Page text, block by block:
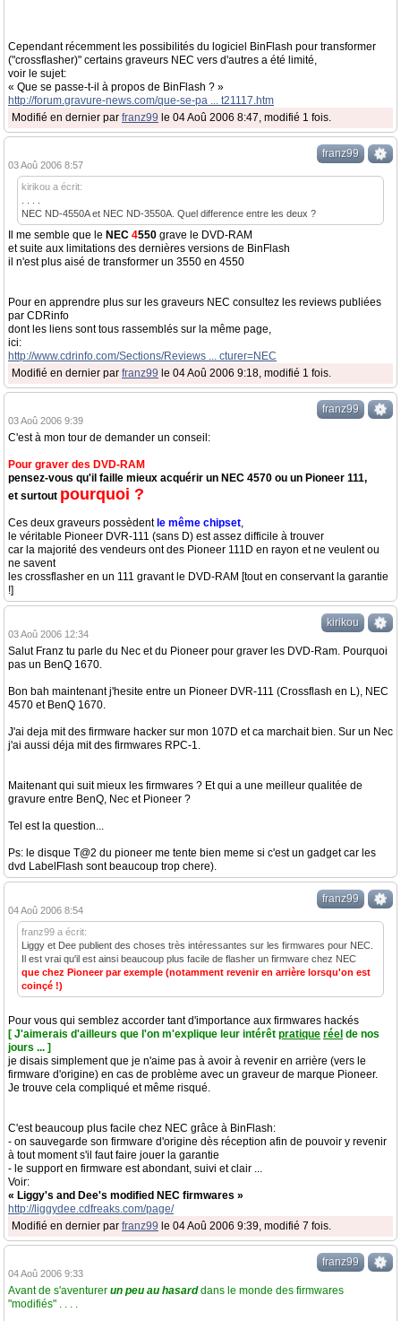
Cependant récemment les possibilités du logiciel BinFlash pour transformer
("crossflasher)" certains graveurs NEC vers d'autres a été limité,
voir le sujet:
« Que se passe-t-il à propos de BinFlash ? »
http://forum.gravure-news.com/que-se-pa ... t21117.htm
Modifié en dernier par franz99 le 04 Aoû 2006 8:47, modifié 1 fois.
franz99
03 Aoû 2006 8:57
kirikou a écrit:
NEC ND-4550A et NEC ND-3550A. Quel difference entre les deux ?
Il me semble que le NEC 4550 grave le DVD-RAM
et suite aux limitations des dernières versions de BinFlash
il n'est plus aisé de transformer un 3550 en 4550
Pour en apprendre plus sur les graveurs NEC consultez les reviews publiées
par CDRinfo
dont les liens sont tous rassemblés sur la même page,
ici:
http://www.cdrinfo.com/Sections/Reviews ... cturer=NEC
Modifié en dernier par franz99 le 04 Aoû 2006 9:18, modifié 1 fois.
franz99
03 Aoû 2006 9:39
C'est à mon tour de demander un conseil:
Pour graver des DVD-RAM
pensez-vous qu'il faille mieux acquérir un NEC 4570 ou un Pioneer 111,
et surtout pourquoi ?
Ces deux graveurs possèdent le même chipset,
le véritable Pioneer DVR-111 (sans D) est assez difficile à trouver
car la majorité des vendeurs ont des Pioneer 111D en rayon et ne veulent ou
ne savent
les crossflasher en un 111 gravant le DVD-RAM [tout en conservant la garantie
!]
kirikou
03 Aoû 2006 12:34
Salut Franz tu parle du Nec et du Pioneer pour graver les DVD-Ram. Pourquoi
pas un BenQ 1670.
Bon bah maintenant j'hesite entre un Pioneer DVR-111 (Crossflash en L), NEC
4570 et BenQ 1670.
J'ai deja mit des firmware hacker sur mon 107D et ca marchait bien. Sur un Nec
j'ai aussi déja mit des firmwares RPC-1.
Maitenant qui suit mieux les firmwares ? Et qui a une meilleur qualitée de
gravure entre BenQ, Nec et Pioneer ?
Tel est la question...
Ps: le disque T@2 du pioneer me tente bien meme si c'est un gadget car les
dvd LabelFlash sont beaucoup trop chere).
franz99
04 Aoû 2006 8:54
franz99 a écrit:
Liggy et Dee publient des choses très intéressantes sur les firmwares pour NEC.
Il est vrai qu'il est ainsi beaucoup plus facile de flasher un firmware chez NEC
que chez Pioneer par exemple (notamment revenir en arrière lorsqu'on est
coinçé !)
Pour vous qui semblez accorder tant d'importance aux firmwares hackés
[ J'aimerais d'ailleurs que l'on m'explique leur intérêt pratique réel de nos
jours ... ]
je disais simplement que je n'aime pas à avoir à revenir en arrière (vers le
firmware d'origine) en cas de problème avec un graveur de marque Pioneer.
Je trouve cela compliqué et même risqué.
C'est beaucoup plus facile chez NEC grâce à BinFlash:
- on sauvegarde son firmware d'origine dès réception afin de pouvoir y revenir
à tout moment s'il faut faire jouer la garantie
- le support en firmware est abondant, suivi et clair ...
Voir:
« Liggy's and Dee's modified NEC firmwares »
http://liggydee.cdfreaks.com/page/
Modifié en dernier par franz99 le 04 Aoû 2006 9:39, modifié 7 fois.
franz99
04 Aoû 2006 9:33
Avant de s'aventurer un peu au hasarddans le monde des firmwares
"modifiés" . . . .